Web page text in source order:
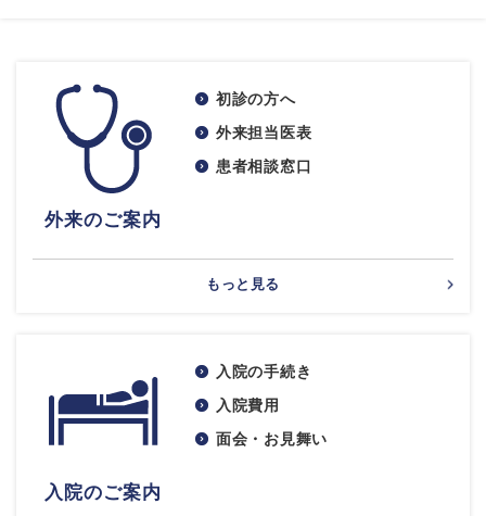
外来のご案内
初診の方へ
外来担当医表
患者相談窓口
もっと見る
入院のご案内
入院の手続き
入院費用
面会・お見舞い